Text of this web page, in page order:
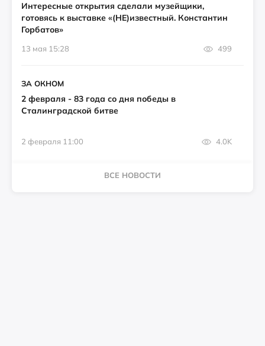
Интересные открытия сделали музейщики,
готовясь к выставке «(НЕ)известный. Константин
Горбатов»
13 мая 15:28 499
ЗА ОКНОМ
2 февраля - 83 года со дня победы в
Сталинградской битве
2 февраля 11:00 4.0K
ВСЕ НОВОСТИ